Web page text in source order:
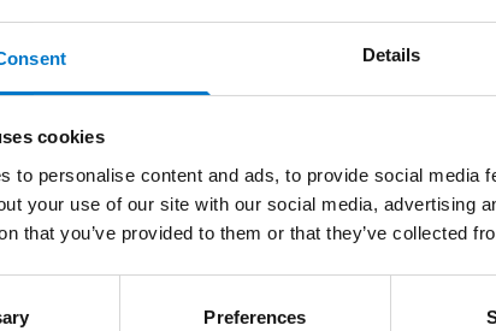
Details
cookies
to personalise content and ads, to provide social media
your use of our site with our social media, advertising
that you’ve provided to them or that they’ve collected
Preferences